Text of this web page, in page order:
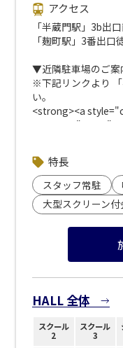
アクセス
「半蔵門駅」3b出
「麹町駅」3番出口
▼近隣駐車場のご
※下記リンクより
い。
<strong><a
underline;"
park</a>」</a></
特長
スタッフ常駐
大型スクリーン付
HALL 全体
スクール
2
スクール
3